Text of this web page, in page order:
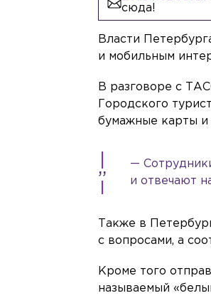
сюда!
Власти
и мобильным
В разговоре с
Городского
бумажные карты и
—
и отвечают
Также в
с вопросами, а
Кроме того
называемый